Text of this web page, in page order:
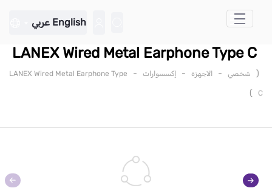
تخطي إلى المحتوى الرئيسي
English عربي
LANEX Wired Metal Earphone Type C
( شخصي - الاجهزة - إكسسوارات -
LANEX Wired Metal Earphone Type
C
)